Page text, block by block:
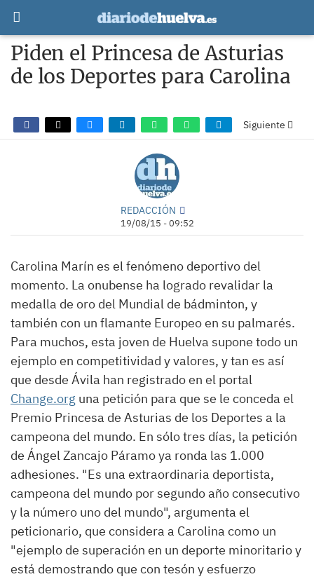
Piden el Princesa de Asturias
de los Deportes para Carolina
Siguiente
REDACCIÓN
19/08/15 - 09:52
Carolina Marín es el fenómeno deportivo del
momento. La onubense ha logrado revalidar la
medalla de oro del Mundial de bádminton, y
también con un flamante Europeo en su palmarés.
Para muchos, esta joven de Huelva supone todo un
ejemplo en competitividad y valores, y tan es así
que desde Ávila han registrado en el portal
Change.org una petición para que se le conceda el
Premio Princesa de Asturias de los Deportes a la
campeona del mundo. En sólo tres días, la petición
de Ángel Zancajo Páramo ya ronda las 1.000
adhesiones. "Es una extraordinaria deportista,
campeona del mundo por segundo año consecutivo
y la número uno del mundo", argumenta el
peticionario, que considera a Carolina como un
"ejemplo de superación en un deporte minoritario y
está demostrando que con tesón y esfuerzo